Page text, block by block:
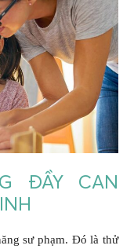
ĐẦY CAN
sư phạm. Đó là thử